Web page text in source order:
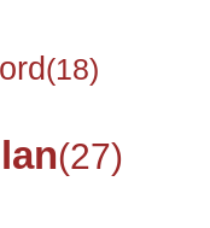
(18)
(27)